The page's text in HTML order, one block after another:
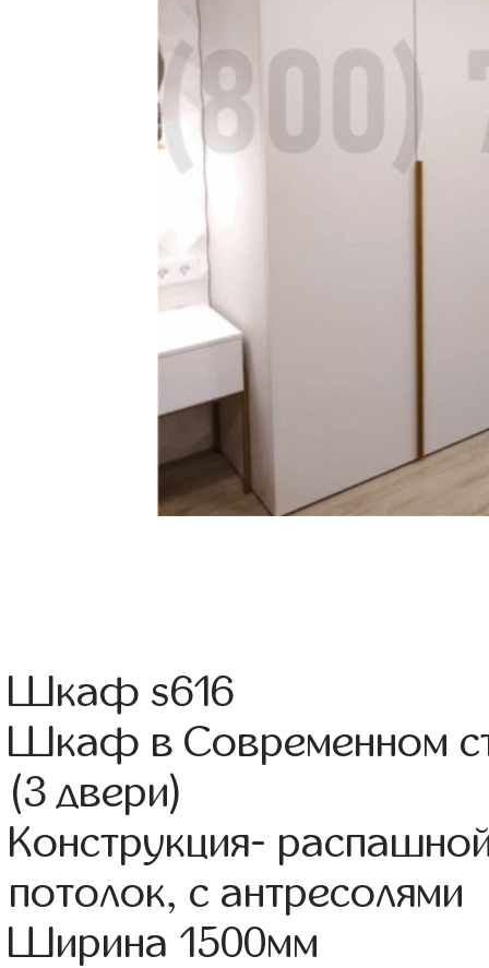
Шкаф s616
Шкаф в Современном
(3 двери)
Конструкция-
потолок, с антресолями
Ширина 1500мм